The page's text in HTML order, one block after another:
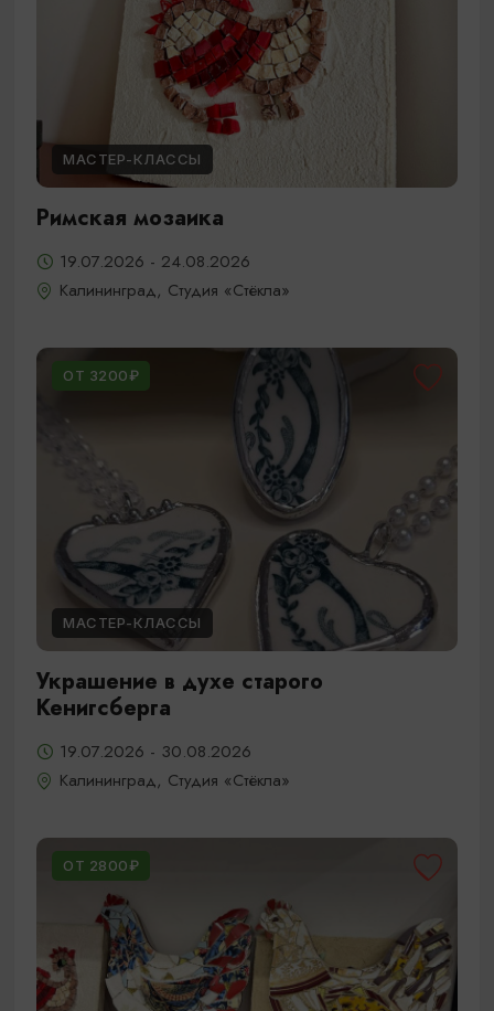
МАСТЕР-КЛАССЫ
Римская мозаика
19.07.2026 - 24.08.2026
Калининград, Студия «Стёкла»
ОТ 3200₽
МАСТЕР-КЛАССЫ
Украшение в духе старого
Кенигсберга
19.07.2026 - 30.08.2026
Калининград, Студия «Стёкла»
ОТ 2800₽